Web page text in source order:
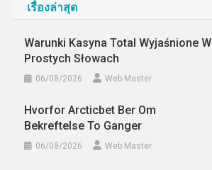
เรื่องล่าสุด
Warunki Kasyna Total Wyjaśnione W
Prostych Słowach
06/08/2026 Web Master
Hvorfor Arcticbet Ber Om
Bekreftelse To Ganger
06/08/2026 Web Master